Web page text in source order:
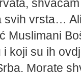
svih vrsta…
Muslimani
koji su ih
Morate